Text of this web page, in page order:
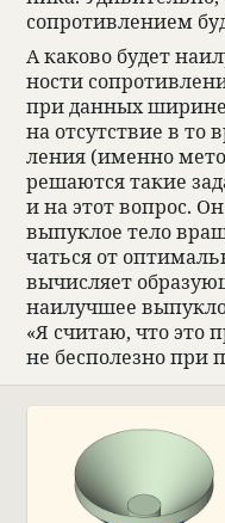
сопро­тив­ле­нием
А каково будет
но­сти
при дан­ных
на отсут­ствие в то
ле­ния (именно
решаются такие
и на этот вопрос.
выпук­лое тело
чаться от
вычис­ляет
наи­лучшее
«Я счи­таю, что это
не бес­по­лезно при